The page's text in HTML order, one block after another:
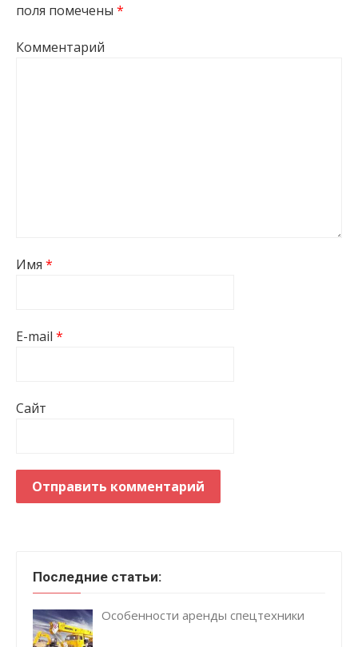
поля помечены *
Комментарий
Имя *
E-mail *
Сайт
Последние статьи:
Особенности аренды спецтехники